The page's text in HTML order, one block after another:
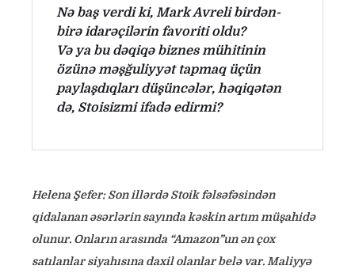
Nə baş verdi ki, Mark Avreli birdən-
birə idarəçilərin favoriti oldu?
Və ya bu dəqiqə biznes mühitinin
özünə məşğuliyyət tapmaq üçün
paylaşdıqları düşüncələr, həqiqətən
də, Stoisizmi ifadə edirmi?
Helena Şefer: Son illərdə Stoik fəlsəfəsindən
qidalanan əsərlərin sayında kəskin artım müşahidə
olunur. Onların arasında “Amazon”un ən çox
satılanlar siyahısına daxil olanlar belə var. Maliyyə